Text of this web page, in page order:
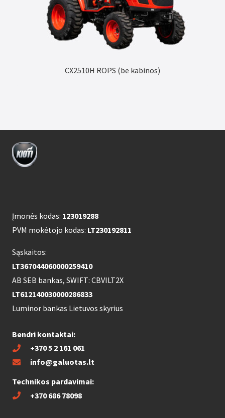
CX2510H ROPS (be kabinos)
Įmonės kodas: 123019288
PVM mokėtojo kodas: LT230192811
Sąskaitos:
LT367044060000259410
AB SEB bankas, SWIFT: CBVILT2X
LT612140030000286833
Luminor bankas Lietuvos skyrius
Bendri kontaktai:
+370 5 2 161 061
info@galuotas.lt
Technikos pardavimai:
+370 686 78098